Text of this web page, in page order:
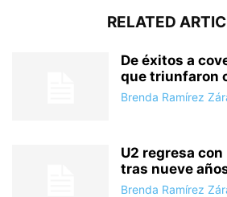
RELATED
De éxitos a
que triunfaron
Brenda Ramírez
U2 regresa
tras nueve
Brenda Ramírez